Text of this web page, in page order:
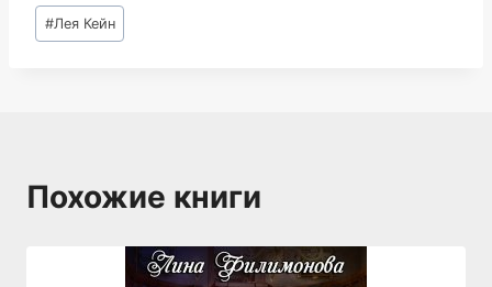
Метки
записи:
#Лея Кейн
Похожие книги